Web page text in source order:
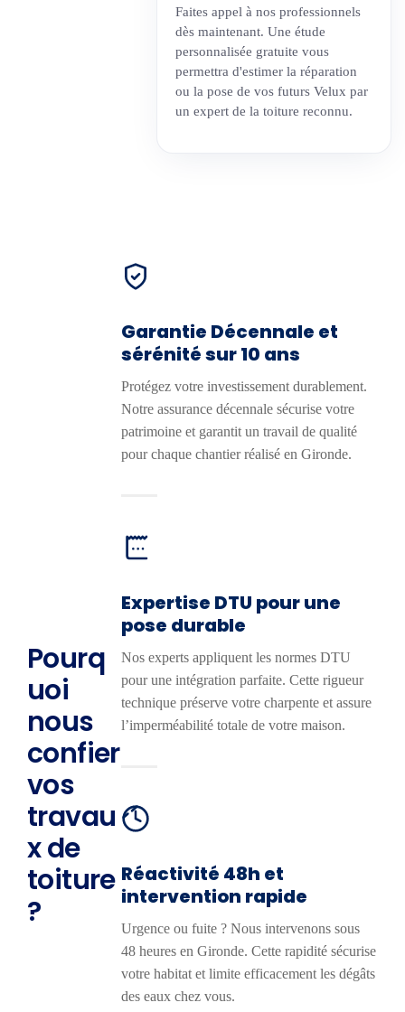
Faites appel à nos professionnels
dès maintenant. Une étude
personnalisée gratuite vous
permettra d'estimer la réparation
ou la pose de vos futurs Velux par
un expert de la toiture reconnu.
Pourq
uoi
nous
confier
vos
travau
x de
toiture
?
Garantie Décennale et
sérénité sur 10 ans
Protégez votre investissement durablement.
Notre assurance décennale sécurise votre
patrimoine et garantit un travail de qualité
pour chaque chantier réalisé en Gironde.
Expertise DTU pour une
pose durable
Nos experts appliquent les normes DTU
pour une intégration parfaite. Cette rigueur
technique préserve votre charpente et assure
l’imperméabilité totale de votre maison.
Réactivité 48h et
intervention rapide
Urgence ou fuite ? Nous intervenons sous
48 heures en Gironde. Cette rapidité sécurise
votre habitat et limite efficacement les dégâts
des eaux chez vous.